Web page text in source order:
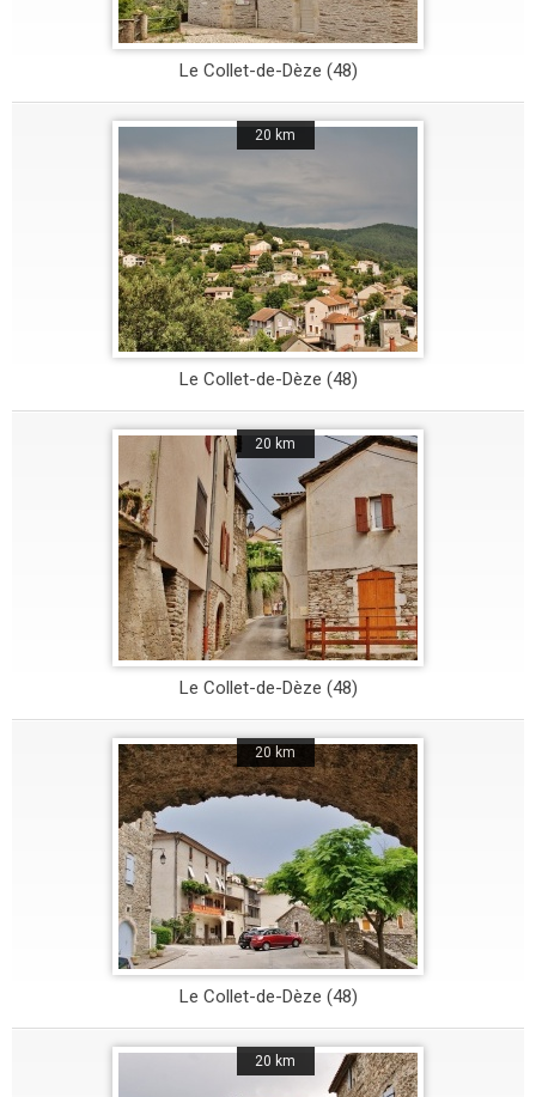
Le Collet-de-Dèze (48)
20 km
Le Collet-de-Dèze (48)
20 km
Le Collet-de-Dèze (48)
20 km
Le Collet-de-Dèze (48)
20 km